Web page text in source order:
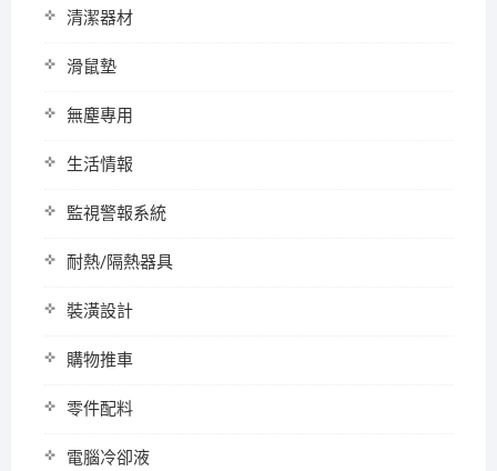
清潔器材
滑鼠墊
無塵專用
生活情報
監視警報系統
耐熱/隔熱器具
裝潢設計
購物推車
零件配料
電腦冷卻液